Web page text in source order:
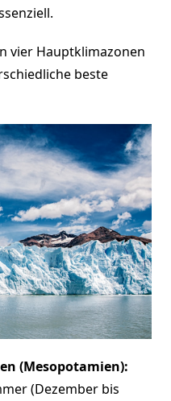
vier Hauptklimazonen
beste
(Mesopotamien):
(Dezember bis